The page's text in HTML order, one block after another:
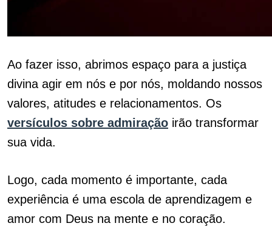
Ao fazer isso, abrimos espaço para a justiça
divina agir em nós e por nós, moldando nossos
valores, atitudes e relacionamentos. Os
versículos sobre admiração irão transformar
sua vida.
Logo, cada momento é importante, cada
experiência é uma escola de aprendizagem e
amor com Deus na mente e no coração.